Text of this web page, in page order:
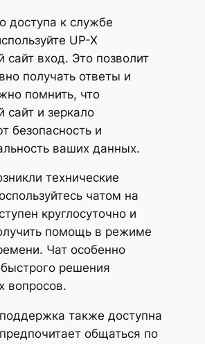
доступа к службе
UP-X
сайт вход. Это позволит
получать ответы и
помнить, что
сайт и зеркало
безопасность и
ваших данных.
технические
чатом на
круглосуточно и
помощь в режиме
Чат особенно
решения
вопросов.
также доступна
общаться по